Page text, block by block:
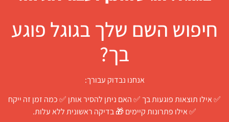
חיפוש השם שלך בגוגל פוגע
בך?
אנחנו נבדוק עבורך:
✅ אילו תוצאות פוגעות בך ✅ האם ניתן להסיר אותן ✅ כמה זמן זה ייקח
✅ אילו פתרונות קיימים 🎁 בדיקה ראשונית ללא עלות.